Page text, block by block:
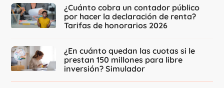
¿Cuánto cobra un contador público
por hacer la declaración de renta?
Tarifas de honorarios 2026
¿En cuánto quedan las cuotas si le
prestan 150 millones para libre
inversión? Simulador